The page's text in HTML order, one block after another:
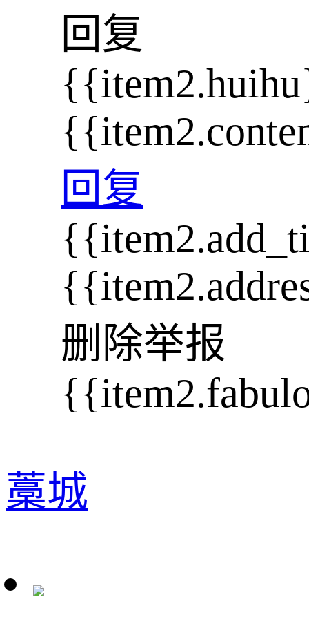
回复
回复
删除举报
藁城